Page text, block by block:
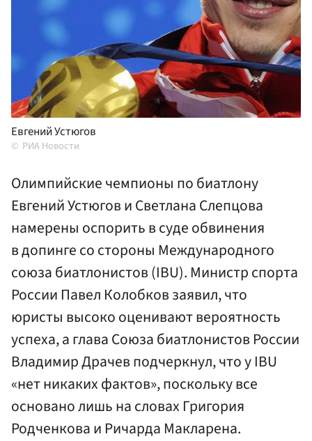
Евгений Устюгов
РИА Новости
Олимпийские чемпионы по биатлону
Евгений Устюгов и Светлана Слепцова
намерены оспорить в суде обвинения
в допинге со стороны Международного
союза биатлонистов (IBU). Министр спорта
России Павел Колобков заявил, что
юристы высоко оценивают вероятность
успеха, а глава Союза биатлонистов России
Владимир Драчев подчеркнул, что у IBU
«нет никаких фактов», поскольку все
основано лишь на словах Григория
Родченкова и Ричарда Макларена.